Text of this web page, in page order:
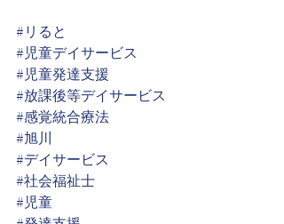
#リると
#児童デイサービス
#児童発達支援
#放課後等デイサービス
#感覚統合療法
#旭川
#デイサービス
#社会福祉士
#児童